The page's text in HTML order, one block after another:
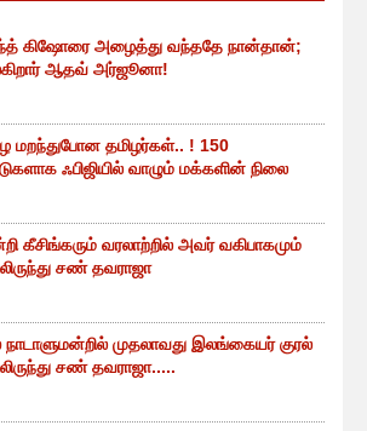
கிஷோரை அழைத்து வந்ததே நான்தான்;
ஆதவ் அர்ஜூனா!
மறந்துபோன தமிழர்கள்.. ! 150
ஃபிஜியில் வாழும் மக்களின் நிலை
கீசிங்கரும் வரலாற்றில் அவர் வகிபாகமும்
சண் தவராஜா
நாடாளுமன்றில் முதலாவது இலங்கையர் குரல்
சண் தவராஜா.....